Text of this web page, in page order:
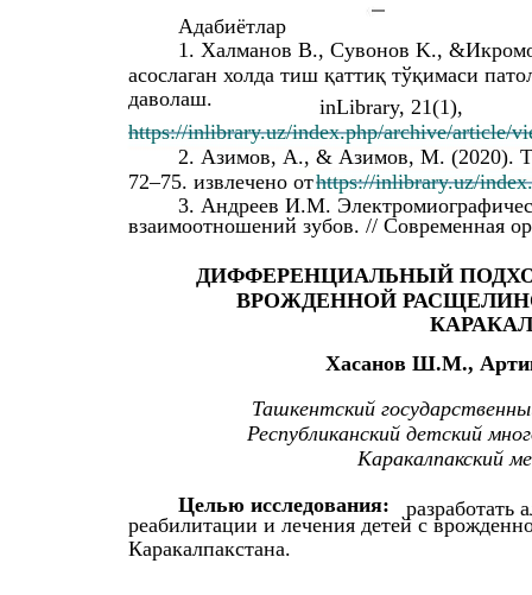
Адабиётлар
1. Халманов B., Сувонов K.,
асослаган холда тиш қаттиқ тўқимаси
даволаш.
inLibrary, 21(1),
https://inlibrary.uz/index.php/archive/article/
2. Азимов, А., & Азимов, М. (2020).
72–75. извлечено отhttps://inlibrary.uz/
3. Андреев И.М.
взаимоотношений зубов. // Современная
ДИФФЕРЕНЦИАЛЬНЫЙ
ВРОЖДЕННОЙ
Хасанов Ш.М.,
Ташкентский
Республиканский детский
Каракалпакский
Целью исследования:
разработать
реабилитации и лечения детей с
Каракалпакстана.